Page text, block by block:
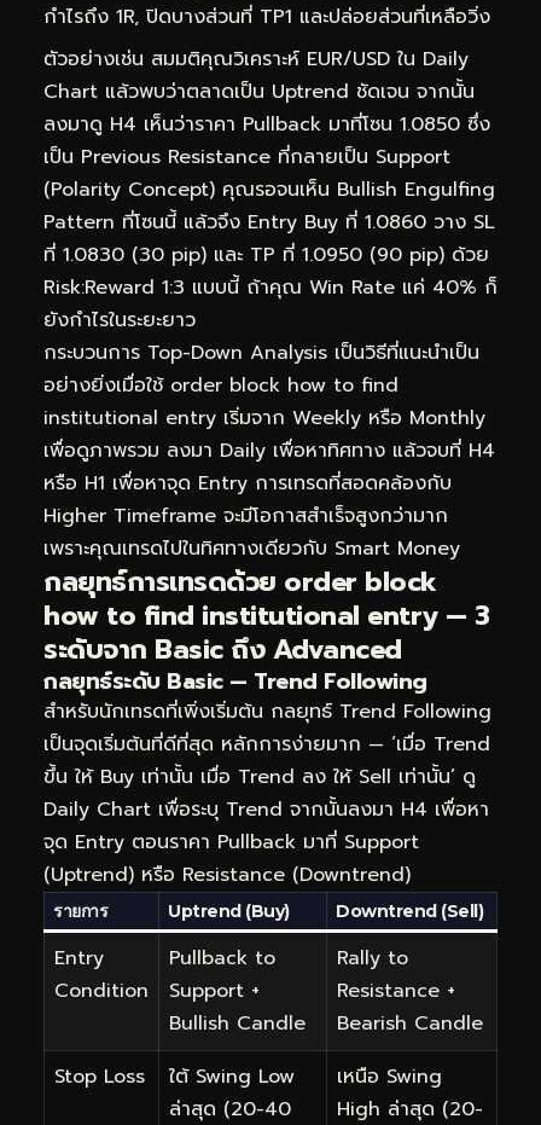
กำไรถึง 1R, ปิดบางส่วนที่ TP1 และปล่อยส่วนที่เหลือวิ่ง
ตัวอย่างเช่น สมมติคุณวิเคราะห์ EUR/USD ใน Daily
Chart แล้วพบว่าตลาดเป็น Uptrend ชัดเจน จากนั้น
ลงมาดู H4 เห็นว่าราคา Pullback มาที่โซน 1.0850 ซึ่ง
เป็น Previous Resistance ที่กลายเป็น Support
(Polarity Concept) คุณรอจนเห็น Bullish Engulfing
Pattern ที่โซนนี้ แล้วจึง Entry Buy ที่ 1.0860 วาง SL
ที่ 1.0830 (30 pip) และ TP ที่ 1.0950 (90 pip) ด้วย
Risk:Reward 1:3 แบบนี้ ถ้าคุณ Win Rate แค่ 40% ก็
ยังกำไรในระยะยาว
กระบวนการ Top-Down Analysis เป็นวิธีที่แนะนำเป็น
อย่างยิ่งเมื่อใช้ order block how to find
institutional entry เริ่มจาก Weekly หรือ Monthly
เพื่อดูภาพรวม ลงมา Daily เพื่อหาทิศทาง แล้วจบที่ H4
หรือ H1 เพื่อหาจุด Entry การเทรดที่สอดคล้องกับ
Higher Timeframe จะมีโอกาสสำเร็จสูงกว่ามาก
เพราะคุณเทรดไปในทิศทางเดียวกับ Smart Money
กลยุทธ์การเทรดด้วย order block
how to find institutional entry — 3
ระดับจาก Basic ถึง Advanced
กลยุทธ์ระดับ Basic — Trend Following
สำหรับนักเทรดที่เพิ่งเริ่มต้น กลยุทธ์ Trend Following
เป็นจุดเริ่มต้นที่ดีที่สุด หลักการง่ายมาก — ‘เมื่อ Trend
ขึ้น ให้ Buy เท่านั้น เมื่อ Trend ลง ให้ Sell เท่านั้น’ ดู
Daily Chart เพื่อระบุ Trend จากนั้นลงมา H4 เพื่อหา
จุด Entry ตอนราคา Pullback มาที่ Support
(Uptrend) หรือ Resistance (Downtrend)
รายการ Uptrend (Buy) Downtrend (Sell)
Entry
Condition
Pullback to
Support +
Bullish Candle
Rally to
Resistance +
Bearish Candle
Stop Loss
ใต้ Swing Low
ล่าสุด (20-40
เหนือ Swing
High ล่าสุด (20-